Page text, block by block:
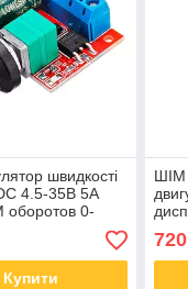
швидкості
4.5-35В 5А
оборотов 0-
Купити
ШІМ
720